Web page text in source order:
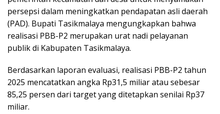
persepsi dalam meningkatkan pendapatan asli daerah
(PAD). Bupati Tasikmalaya mengungkapkan bahwa
realisasi PBB-P2 merupakan urat nadi pelayanan
publik di Kabupaten Tasikmalaya.
Berdasarkan laporan evaluasi, realisasi PBB-P2 tahun
2025 mencatatkan angka Rp31,5 miliar atau sebesar
85,25 persen dari target yang ditetapkan senilai Rp37
miliar.